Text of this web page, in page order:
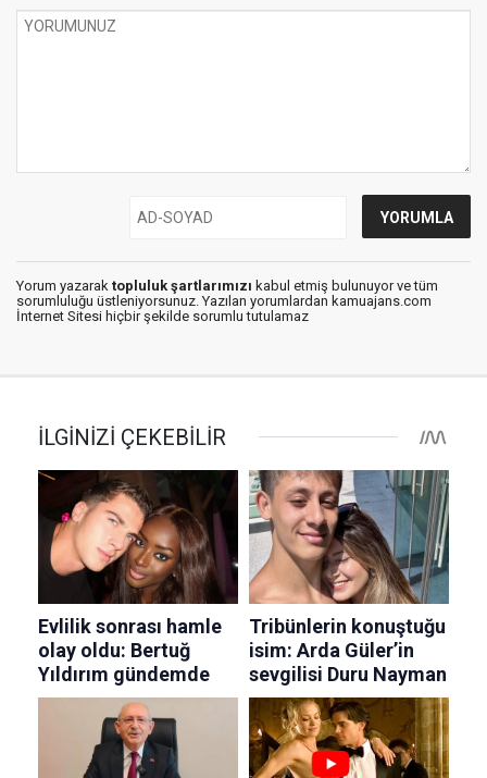
Yorum yazarak topluluk şartlarımızı kabul etmiş bulunuyor ve tüm
sorumluluğu üstleniyorsunuz. Yazılan yorumlardan kamuajans.com
İnternet Sitesi hiçbir şekilde sorumlu tutulamaz